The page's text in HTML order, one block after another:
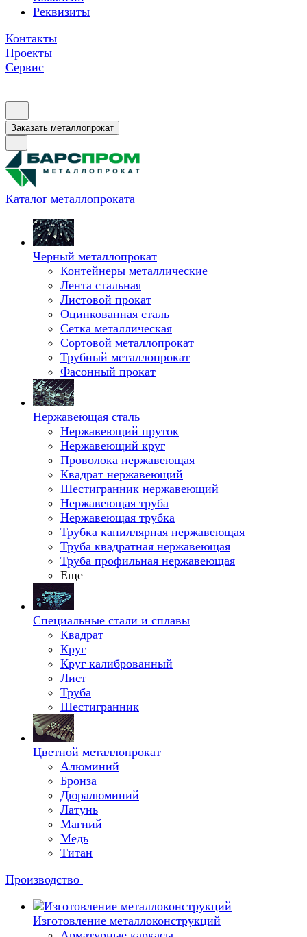
Реквизиты
Контакты
Проекты
Сервис
Заказать металлопрокат
Каталог металлопроката
Черный металлопрокат
Контейнеры металлические
Лента стальная
Листовой прокат
Оцинкованная сталь
Сетка металлическая
Сортовой металлопрокат
Трубный металлопрокат
Фасонный прокат
Нержавеющая сталь
Нержавеющий пруток
Нержавеющий круг
Проволока нержавеющая
Квадрат нержавеющий
Шестигранник нержавеющий
Нержавеющая труба
Нержавеющая трубка
Трубка капиллярная нержавеющая
Труба квадратная нержавеющая
Труба профильная нержавеющая
Еще
Специальные стали и сплавы
Квадрат
Круг
Круг калиброванный
Лист
Труба
Шестигранник
Цветной металлопрокат
Алюминий
Бронза
Дюралюминий
Латунь
Магний
Медь
Титан
Производство
Изготовление металлоконструкций